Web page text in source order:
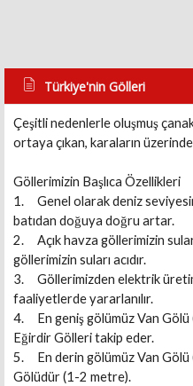
Türkiye'nin Gölleri
Çeşitli nedenlerle oluşmuş
ortaya çıkan, karaların
Göllerimizin Başlıca Özellikleri
1. Genel olarak deniz
batıdan doğuya doğru artar.
2. Açık havza göllerimizin
göllerimizin suları acıdır.
3. Göllerimizden elektrik
faaliyetlerde yararlanılır.
4. En geniş gölümüz Van Gölü
Eğirdir Gölleri takip eder.
5. En derin gölümüz Van Gölü
Gölüdür (1-2 metre).